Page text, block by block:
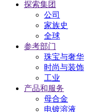
探索集团
公司
家族史
全球
参考部门
珠宝与奢华
时尚与装饰
工业
产品和服务
母合金
电镀溶液